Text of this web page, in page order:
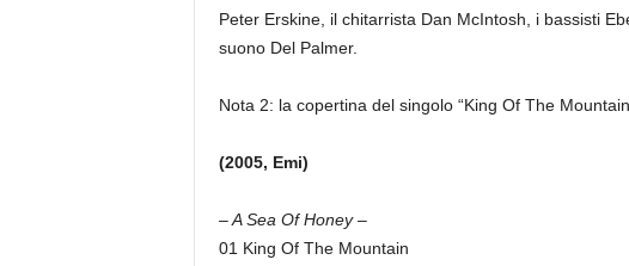
Peter Erskine, il chitarrista Dan McIntosh, i bassisti
suono Del Palmer.
Nota 2: la copertina del singolo “King Of The
(2005, Emi)
– A Sea Of Honey –
01 King Of The Mountain